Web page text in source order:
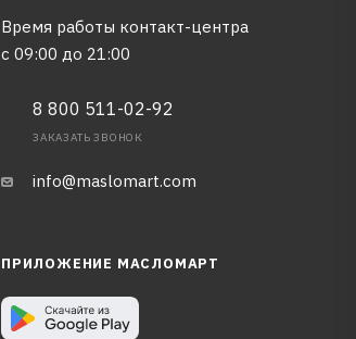
Время работы контакт-центра
с 09:00 до 21:00
8 800 511-02-92
ЗАКАЗАТЬ ЗВОНОК
info@maslomart.com
ПРИЛОЖЕНИЕ МАСЛОМАРТ